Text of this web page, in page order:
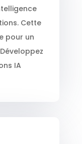
Cette
pour un
IA